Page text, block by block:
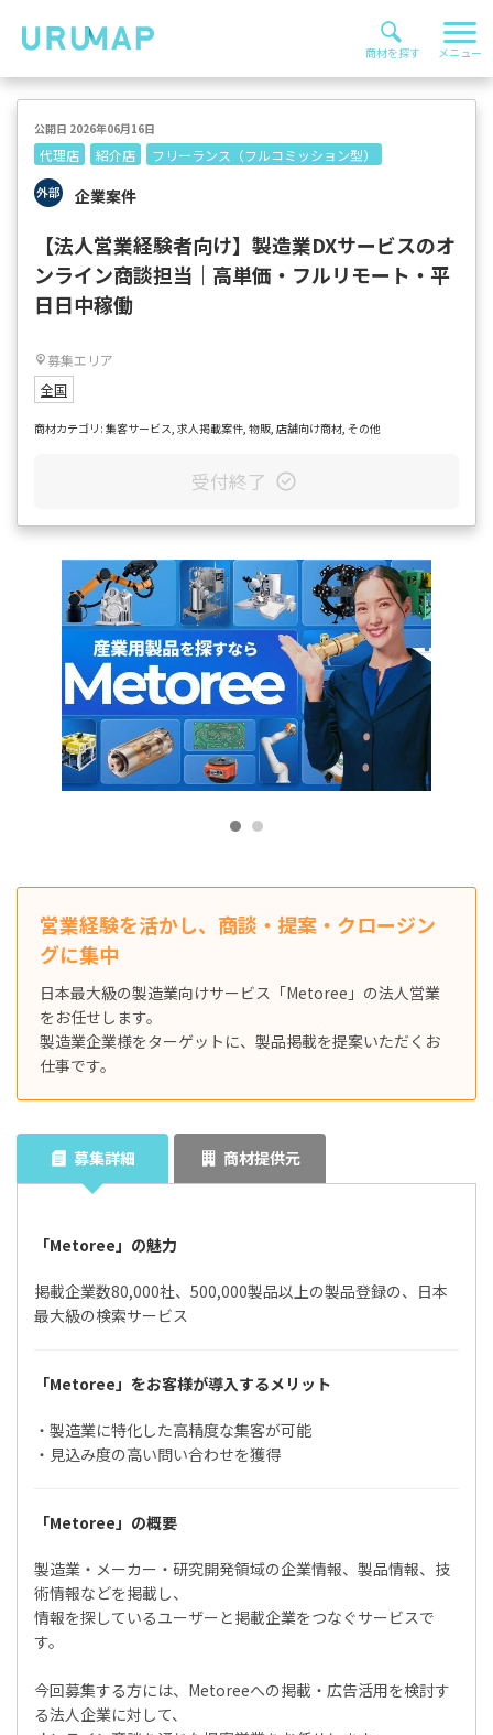
代理店 紹介店 フリーランス（フルコミッション型）
企業案件
公開日 2026年06月16日
【法人営業経験者向け】製造業DXサービスのオ
ンライン商談担当｜高単価・フルリモート・平
日日中稼働
募集エリア
全国
商材カテゴリ: 集客サービス, 求人掲載案件, 物販, 店舗向け商材, その他
受付終了
営業経験を活かし、商談・提案・クロージン
グに集中
日本最大級の製造業向けサービス「Metoree」の法人営業
をお任せします。
製造業企業様をターゲットに、製品掲載を提案いただくお
仕事です。
募集詳細 商材提供元
「Metoree」の魅力
掲載企業数80,000社、500,000製品以上の製品登録の、日本
最大級の検索サービス
「Metoree」をお客様が導入するメリット
・製造業に特化した高精度な集客が可能
・見込み度の高い問い合わせを獲得
「Metoree」の概要
製造業・メーカー・研究開発領域の企業情報、製品情報、技
術情報などを掲載し、
情報を探しているユーザーと掲載企業をつなぐサービスで
す。
今回募集する方には、Metoreeへの掲載・広告活用を検討す
る法人企業に対して、